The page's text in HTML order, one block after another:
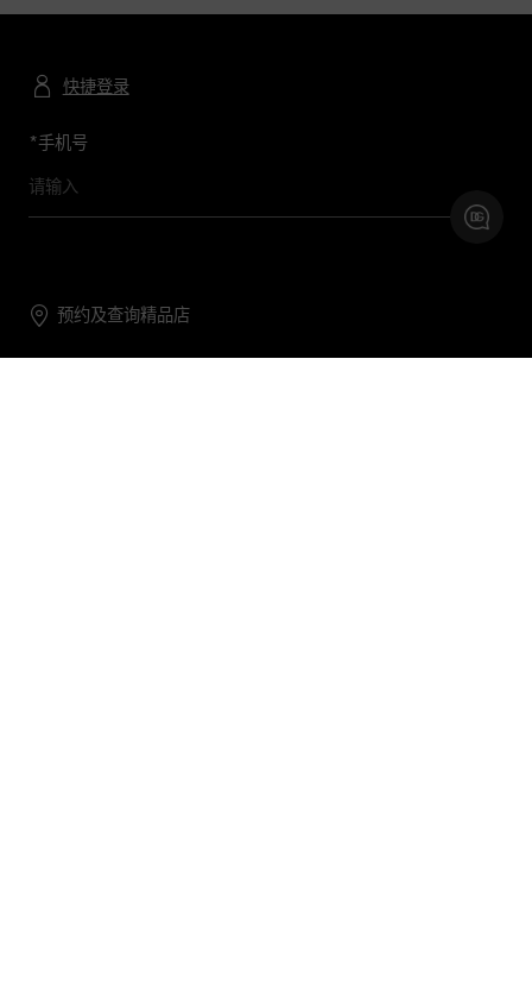
快捷登录
*手机号
预约及查询精品店